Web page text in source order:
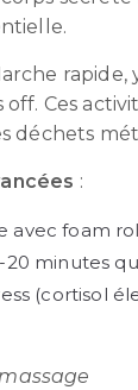
rapide,
Ces
déchets
:
avec foam
20 minutes
(cortisol